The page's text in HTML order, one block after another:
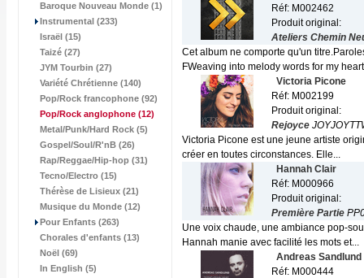
Baroque Nouveau Monde (1)
Instrumental (233)
Israël (15)
Taizé (27)
JYM Tourbin (27)
Variété Chrétienne (140)
Pop/Rock francophone (92)
Pop/Rock anglophone (12)
Metal/Punk/Hard Rock (5)
Gospel/Soul/R'nB (26)
Rap/Reggae/Hip-hop (31)
Tecno/Electro (15)
Thérèse de Lisieux (21)
Musique du Monde (12)
Pour Enfants (263)
Chorales d'enfants (13)
Noël (69)
In English (5)
Réf: M002462
Produit original:
Ateliers Chemin
Cet album ne comporte qu'un
FWeaving into melody words for my
Victoria Picone
Réf: M002199
Produit original:
Rejoyce
Victoria Picone est une jeune artiste
créer en toutes circonstances. Elle...
Hannah Clair
Réf: M000966
Produit original:
Première Partie
Une voix chaude, une ambiance pop-
Hannah manie avec facilité les mots et...
Andreas Sandlund
Réf: M000444